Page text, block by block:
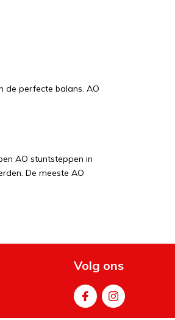
de perfecte balans. AO
AO stuntsteppen in
De meeste AO
je op de site
van stuur, grootte van
Streetsurfing stuntstep is
Volg ons